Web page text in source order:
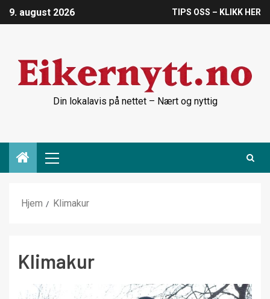
9. august 2026 TIPS OSS – KLIKK HER
Din lokalavis på nettet – Nært og nyttig
Hjem Klimakur
Klimakur